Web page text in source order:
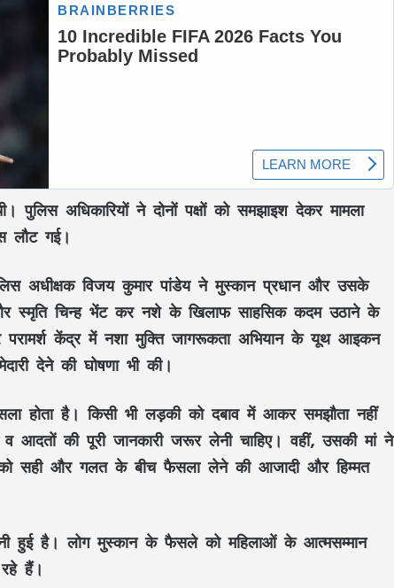
पुलिस अधिकारियों ने दोनों पक्षों को समझाइश देकर मामला
लौट गई।
अधीक्षक विजय कुमार पांडेय ने मुस्कान प्रधान और उसके
और स्मृति चिन्ह भेंट कर नशे के खिलाफ साहसिक कदम उठाने के
परामर्श केंद्र में नशा मुक्ति जागरूकता अभियान के यूथ आइकन
देने की घोषणा भी की।
होता है। किसी भी लड़की को दबाव में आकर समझौता नहीं
की पूरी जानकारी जरूर लेनी चाहिए। वहीं, उसकी मां ने
सही और गलत के बीच फैसला लेने की आजादी और हिम्मत
हुई है। लोग मुस्कान के फैसले को महिलाओं के आत्मसम्मान
हैं।
CM विष्णुदेव साय ने शुरू किया ‘मेरी बेटी–मेरा
अभिमान’ अभियान : हर गांव में बनेगा मुक्तिधाम,
स्कूलों में बालिकाओं के लिए शौचालय; 6,855
करोड़ से बदलेगी तस्वीर
सरगुजा से रामलला-बाबा विश्वनाथ के दर्शन को
निकले 850 श्रद्धालु: भारत गौरव ट्रेन को हरी
CM साय की हाईलेवल समीक्षा: CM हेल्पलाइन,
सेवा सेतु और एग्रीस्टैक पर फोकस, लापरवाही
करने वाले अफसरों को चेतावनी
यूपी में होगा ‘तिरंगा कॉन्सर्ट’